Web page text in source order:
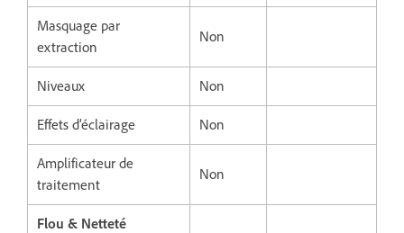
Masquage par
extraction
Non
Niveaux Non
Effets d’éclairage Non
Amplificateur de
traitement
Non
Flou & Netteté